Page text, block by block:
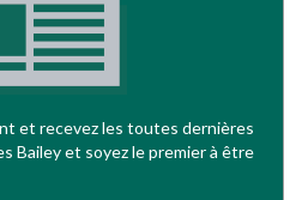
et recevez les toutes dernières
Bailey et soyez le premier à être